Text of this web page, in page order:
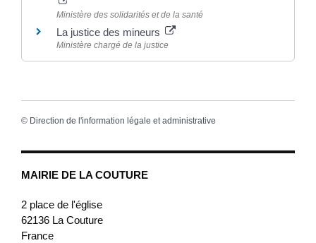
MAIRIE DE LA COUTURE
2 place de l'église
62136 La Couture
France
Ministère des solidarités et de la santé
La justice des mineurs
Ministère chargé de la justice
© Direction de l'information légale et administrative